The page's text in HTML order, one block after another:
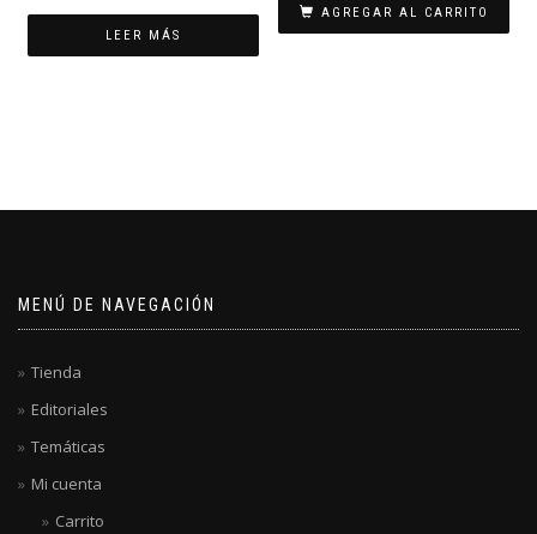
LEER MÁS
AGREGAR AL CARRITO
MENÚ DE NAVEGACIÓN
Tienda
Editoriales
Temáticas
Mi cuenta
Carrito